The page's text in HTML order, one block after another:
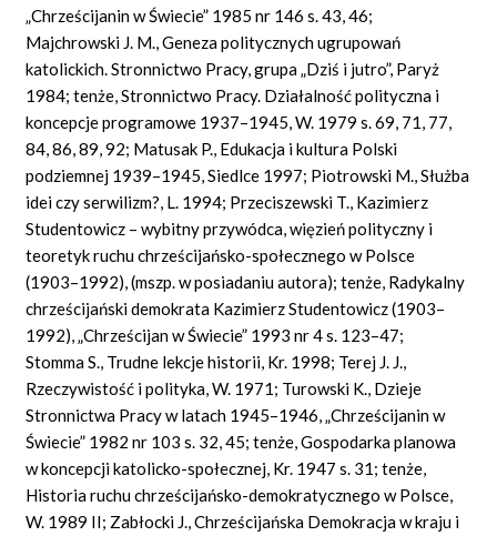
„Chrześcijanin w Świecie” 1985 nr 146 s. 43, 46;
Majchrowski J. M., Geneza politycznych ugrupowań
katolickich. Stronnictwo Pracy, grupa „Dziś i jutro”, Paryż
1984; tenże, Stronnictwo Pracy. Działalność polityczna i
koncepcje programowe 1937–1945, W. 1979 s. 69, 71, 77,
84, 86, 89, 92; Matusak P., Edukacja i kultura Polski
podziemnej 1939–1945, Siedlce 1997; Piotrowski M., Służba
idei czy serwilizm?, L. 1994; Przeciszewski T., Kazimierz
Studentowicz – wybitny przywódca, więzień polityczny i
teoretyk ruchu chrześcijańsko-społecznego w Polsce
(1903–1992), (mszp. w posiadaniu autora); tenże, Radykalny
chrześcijański demokrata Kazimierz Studentowicz (1903–
1992), „Chrześcijan w Świecie” 1993 nr 4 s. 123–47;
Stomma S., Trudne lekcje historii, Kr. 1998; Terej J. J.,
Rzeczywistość i polityka, W. 1971; Turowski K., Dzieje
Stronnictwa Pracy w latach 1945–1946, „Chrześcijanin w
Świecie” 1982 nr 103 s. 32, 45; tenże, Gospodarka planowa
w koncepcji katolicko-społecznej, Kr. 1947 s. 31; tenże,
Historia ruchu chrześcijańsko-demokratycznego w Polsce,
W. 1989 II; Zabłocki J., Chrześcijańska Demokracja w kraju i